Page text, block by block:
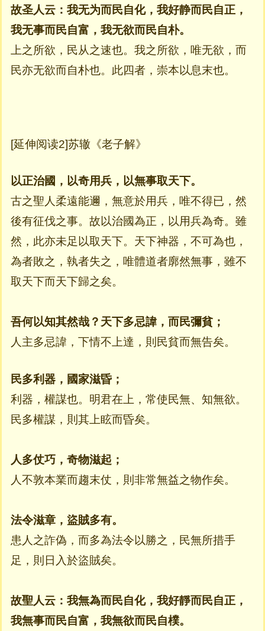
故圣人云：我无为而民自化，我好静而民自正，
我无事而民自富，我无欲而民自朴。
上之所欲，民从之速也。我之所欲，唯无欲，而
民亦无欲而自朴也。此四者，崇本以息末也。
[延伸阅读2]苏辙《老子解》
以正治國，以奇用兵，以無事取天下。
古之聖人柔遠能邇，無意於用兵，唯不得已，然
後有征伐之事。故以治國為正，以用兵為奇。雖
然，此亦未足以取天下。天下神器，不可為也，
為者敗之，執者失之，唯體道者廓然無事，雖不
取天下而天下歸之矣。
吾何以知其然哉？天下多忌諱，而民彌貧；
人主多忌諱，下情不上達，則民貧而無告矣。
民多利器，國家滋昏；
利器，權謀也。明君在上，常使民無、知無欲。
民多權謀，則其上眩而昏矣。
人多仗巧，奇物滋起；
人不敦本業而趨末仗，則非常無益之物作矣。
法令滋章，盜賊多有。
患人之詐偽，而多為法令以勝之，民無所措手
足，則日入於盜賊矣。
故聖人云：我無為而民自化，我好靜而民自正，
我無事而民自富，我無欲而民自樸。